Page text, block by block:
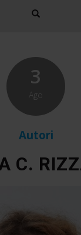
3
Ago
Autori
C.